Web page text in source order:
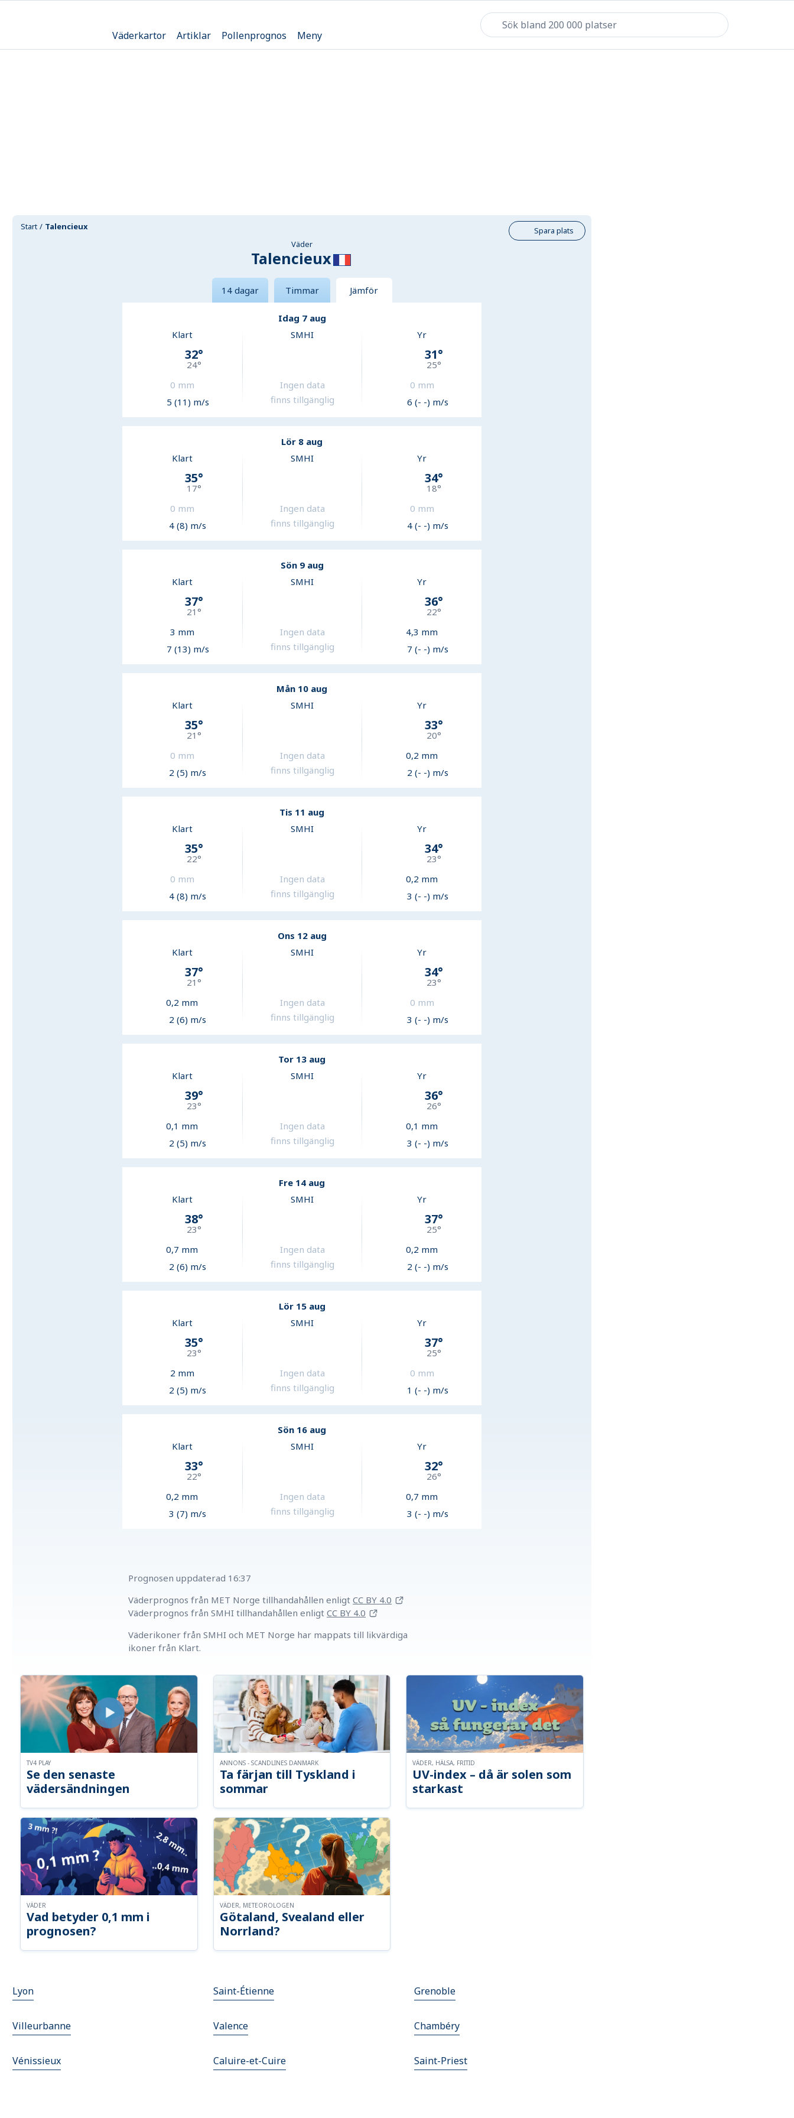
Väderkartor Artiklar Pollenprognos Meny
Start Talencieux
Spara plats
Väder
Talencieux
14 dagar Timmar Jämför
Idag 7 aug
Klart
32°
24°
0 mm
5 (11) m/s
SMHI
Ingen data
finns tillgänglig
Yr
31°
25°
0 mm
6 (- -) m/s
Lör 8 aug
Klart
35°
17°
0 mm
4 (8) m/s
SMHI
Ingen data
finns tillgänglig
Yr
34°
18°
0 mm
4 (- -) m/s
Sön 9 aug
Klart
37°
21 °
3 mm
7 (13) m/s
SMHI
Ingen data
finns tillgänglig
Yr
36°
22°
4,3 mm
7 (- -) m/s
Mån 10 aug
Klart
35°
21 °
0 mm
2 (5) m/s
SMHI
Ingen data
finns tillgänglig
Yr
33°
20°
0,2 mm
2 (- -) m/s
Tis 11 aug
Klart
35°
22°
0 mm
4 (8) m/s
SMHI
Ingen data
finns tillgänglig
Yr
34°
23°
0,2 mm
3 (- -) m/s
Ons 12 aug
Klart
37°
21 °
0,2 mm
2 (6) m/s
SMHI
Ingen data
finns tillgänglig
Yr
34°
23°
0 mm
3 (- -) m/s
Tor 13 aug
Klart
39°
23°
0,1 mm
2 (5) m/s
SMHI
Ingen data
finns tillgänglig
Yr
36°
26°
0,1 mm
3 (- -) m/s
Fre 14 aug
Klart
38°
23°
0,7 mm
2 (6) m/s
SMHI
Ingen data
finns tillgänglig
Yr
37°
25°
0,2 mm
2 (- -) m/s
Lör 15 aug
Klart
35°
23°
2 mm
2 (5) m/s
SMHI
Ingen data
finns tillgänglig
Yr
37°
25°
0 mm
1 (- -) m/s
Sön 16 aug
Klart
33°
22°
0,2 mm
3 (7) m/s
SMHI
Ingen data
finns tillgänglig
Yr
32°
26°
0,7 mm
3 (- -) m/s
Prognosen uppdaterad 16:37
Väderprognos från MET Norge tillhandahållen enligt CC BY 4.0
Väderprognos från SMHI tillhandahållen enligt CC BY 4.0
Väderikoner från SMHI och MET Norge har mappats till likvärdiga
ikoner från Klart.
Se den senaste
vädersändningen
TV4 PLAY
Ta färjan till Tyskland i
sommar
ANNONS - SCANDLINES DANMARK
UV-index – då är solen som
starkast
VÄDER, HÄLSA, FRITID
Vad betyder 0,1 mm i
prognosen?
VÄDER
Götaland, Svealand eller
Norrland?
VÄDER, METEOROLOGEN
Lyon Saint-Étienne Grenoble
Villeurbanne Valence Chambéry
Vénissieux Caluire-et-Cuire Saint-Priest